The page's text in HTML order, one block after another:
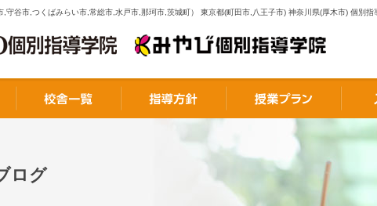
,守谷市,つくばみらい市,常総市,水戸市,那珂市,茨城町） 東京都(町田市,八王子市) 神奈川県(厚木市) 個別指
ログ